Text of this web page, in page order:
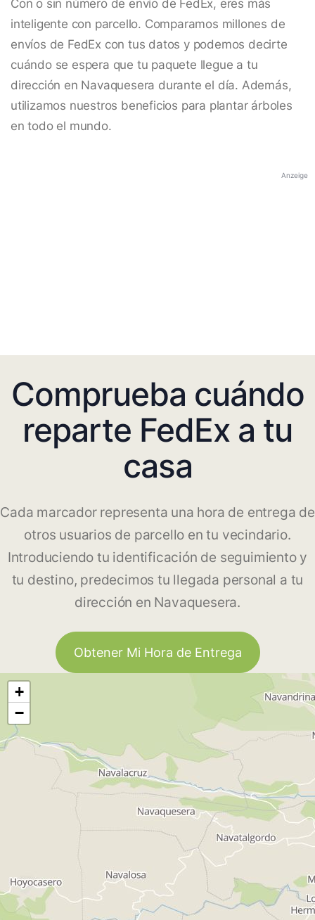
Con o sin número de envío de FedEx, eres más
inteligente con parcello. Comparamos millones de
envíos de FedEx con tus datos y podemos decirte
cuándo se espera que tu paquete llegue a tu
dirección en Navaquesera durante el día. Además,
utilizamos nuestros beneficios para plantar árboles
en todo el mundo.
Anzeige
Comprueba cuándo
reparte FedEx a tu
casa
Cada marcador representa una hora de entrega de
otros usuarios de parcello en tu vecindario.
Introduciendo tu identificación de seguimiento y
tu destino, predecimos tu llegada personal a tu
dirección en Navaquesera.
Obtener Mi Hora de Entrega
+
−